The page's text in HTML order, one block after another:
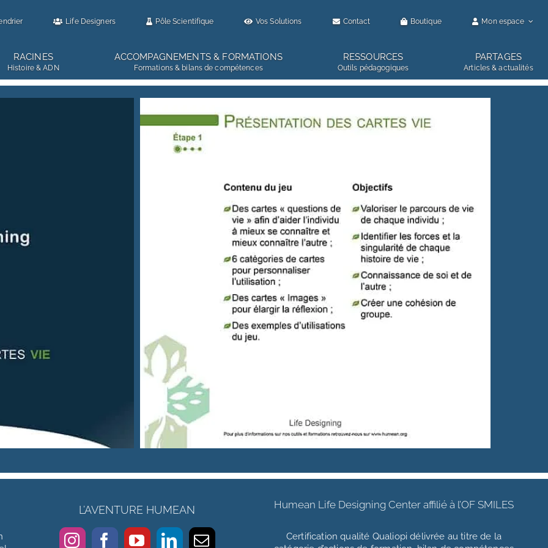
Life Designers Pôle Scientifique Vos Solutions Contact Boutique Mon espace
RACINES
Histoire & ADN
ACCOMPAGNEMENTS & FORMATIONS
Formations & bilans de compétences
RESSOURCES
Outils pédagogiques
PARTAGES
Articles & actualités
L’AVENTURE HUMEAN Humean Life Designing Center affilié à l’OF SMILES
Certification qualité Qualiopi délivrée au titre de la